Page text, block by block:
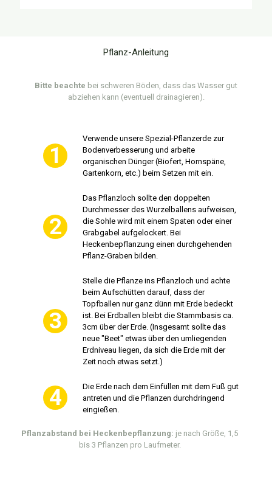
Pflanz-Anleitung
Bitte beachte bei schweren Böden, dass das Wasser gut
abziehen kann (eventuell drainagieren).
Verwende unsere Spezial-Pflanzerde zur
Bodenverbesserung und arbeite
organischen Dünger (Biofert, Hornspäne,
Gartenkorn, etc.) beim Setzen mit ein.
Das Pflanzloch sollte den doppelten
Durchmesser des Wurzelballens aufweisen,
die Sohle wird mit einem Spaten oder einer
Grabgabel aufgelockert. Bei
Heckenbepflanzung einen durchgehenden
Pflanz-Graben bilden.
Stelle die Pflanze ins Pflanzloch und achte
beim Aufschütten darauf, dass der
Topfballen nur ganz dünn mit Erde bedeckt
ist. Bei Erdballen bleibt die Stammbasis ca.
3cm über der Erde. (Insgesamt sollte das
neue "Beet" etwas über den umliegenden
Erdniveau liegen, da sich die Erde mit der
Zeit noch etwas setzt.)
Die Erde nach dem Einfüllen mit dem Fuß gut
antreten und die Pflanzen durchdringend
eingießen.
Pflanzabstand bei Heckenbepflanzung: je nach Größe, 1,5
bis 3 Pflanzen pro Laufmeter.